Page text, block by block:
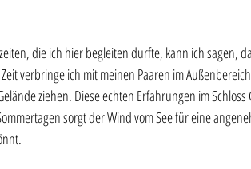
die ich hier begleiten durfte, kann ich sagen,
verbringe ich mit meinen Paaren im
ziehen. Diese echten Erfahrungen im Schloss
sorgt der Wind vom See für eine